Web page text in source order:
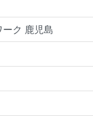
ク 鹿児島